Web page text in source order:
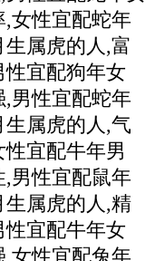
女性宜配蛇年
属虎的人,富
性宜配狗年女
男性宜配蛇年
属虎的人,气
宜配牛年男
男性宜配鼠年
属虎的人,精
性宜配牛年女
女性宜配兔年